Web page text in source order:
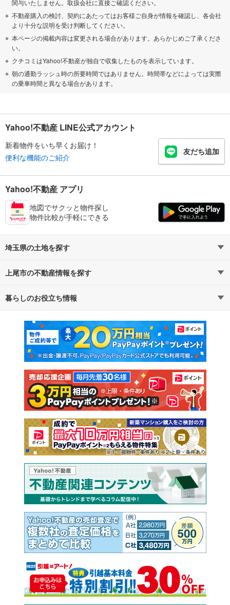
関与いたしません。取扱会社に直接ご確認ください。
不動産購入の検討、契約にあたってはお客様ご自身が情報を確認し、各会社
より十分な説明を受け判断してください。
本ページの掲載内容は変更される場合があります。あらかじめご了承くださ
い。
クチコミはYahoo!不動産が独自で収集したものを表示しています。
朝の通勤ラッシュ時の所要時間ではありません。時間帯などによっては実際
の乗車時間と異なる場合があります。
Yahoo!不動産 LINE公式アカウント
新着物件をいち早くお届け！
便利な機能のご紹介
友だち追加
Yahoo!不動産 アプリ
地図でサクッと物件探し
物件比較が手軽にできる
埼玉県の土地を探す
路線・駅から探す
通勤・通学時間から探す
上尾市の不動産情報を探す
不動産・住宅
新築マンション 中古マンション
新築一戸建て 中古一戸建て
注文住宅 土地
売却査定
暮らしのお役立ち情報
マンションカタログ 教えて！住まいの先生